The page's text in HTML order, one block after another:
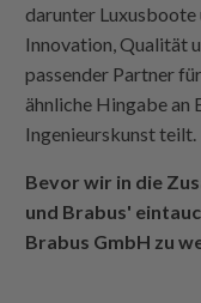
darunter
Innovation, Qualität
passender Partner
ähnliche Hingabe an
Ingenieurskunst teilt.
Bevor wir in die
und Brabus'
Brabus GmbH zu